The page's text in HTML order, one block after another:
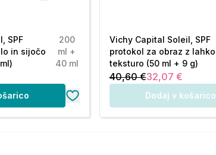
SPF
in sijočo
200
ml +
40 ml
Vichy Capital Soleil, SPF
protokol za obraz z lahko
teksturo (50 ml + 9 g)
40,60 €32,07 €
Dodaj v košarico